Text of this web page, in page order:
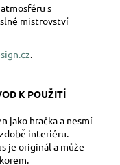
s
mistrovství
.
K POUŽITÍ
jako hračka a nesmí
interiéru.
je originál a může